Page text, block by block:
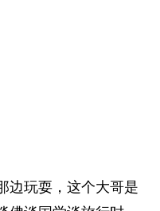
边玩耍，这个大哥是